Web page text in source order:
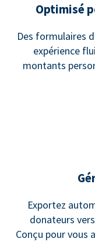
Optimisé
Des formulaires
expérience
montants
Exportez
donateurs
Conçu pour vous